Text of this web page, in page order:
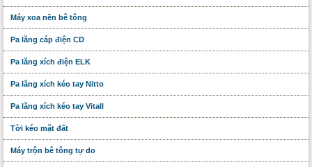
Máy xoa nền bê tông
Pa lăng cáp điện CD
Pa lăng xích điện ELK
Pa lăng xích kéo tay Nitto
Pa lăng xích kéo tay Vitall
Tời kéo mặt đất
Máy trộn bê tông tự do